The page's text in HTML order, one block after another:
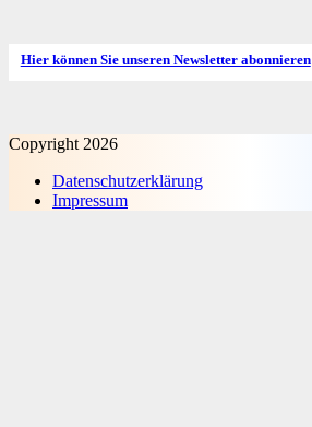
Hier können Sie unseren Newsletter abonnieren
Copyright 2026
Datenschutz­erklärung
Impressum